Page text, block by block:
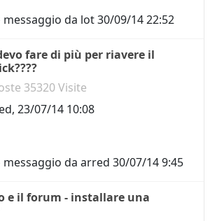
da lot30/09/14 22:52
fare di più per riavere il
35320 Visite
, 23/07/14 10:08
da arred 30/07/14 9:45
e il forum - installare una